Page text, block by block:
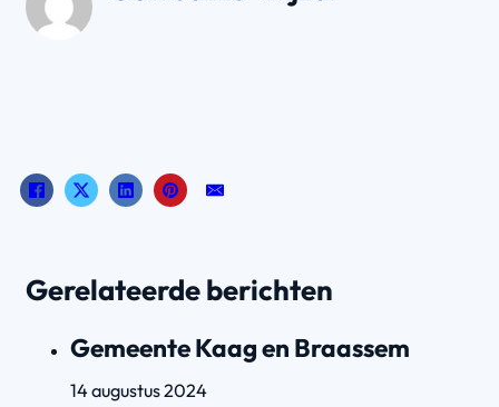
Gerelateerde berichten
Gemeente Kaag en Braassem
14 augustus 2024